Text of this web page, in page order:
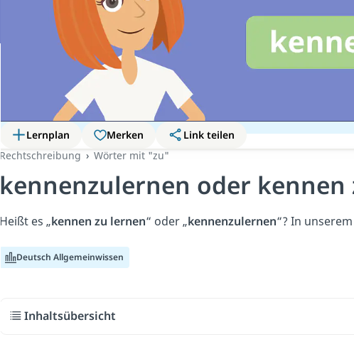
Lernplan Merken
Link teilen
Rechtschreibung
Wörter mit "zu"
kennenzulernen oder kennen
Heißt es „kennen zu lernen“ oder „kennenzulernen“? In
Deutsch Allgemeinwissen
Inhaltsübersicht